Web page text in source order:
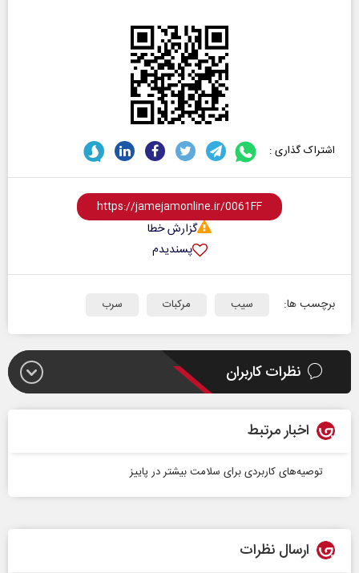
اشتراک گذاری :
گزارش خطا
پسندیدم
برچسب ها: سیب مرکبات سرب
نظرات کاربران
اخبار مرتبط
توصیه‌های کاربردی برای سلامت بیشتر در پاییز
ارسال نظرات